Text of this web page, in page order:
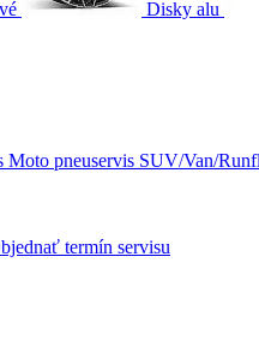
Disky alu
Moto pneuservis SUV/Van/
termín servisu